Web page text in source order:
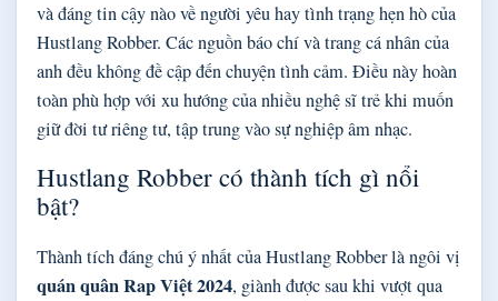
và đáng tin cậy nào về người yêu hay tình trạng hẹn hò của
Hustlang Robber. Các nguồn báo chí và trang cá nhân của
anh đều không đề cập đến chuyện tình cảm. Điều này hoàn
toàn phù hợp với xu hướng của nhiều nghệ sĩ trẻ khi muốn
giữ đời tư riêng tư, tập trung vào sự nghiệp âm nhạc.
Hustlang Robber có thành tích gì nổi
bật?
Thành tích đáng chú ý nhất của Hustlang Robber là ngôi vị
quán quân Rap Việt 2024, giành được sau khi vượt qua